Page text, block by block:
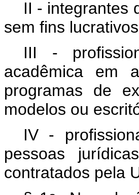
II - integrantes
sem fins
III -
acadêmica em
programas de
modelos ou
IV -
pessoas
contratados pela